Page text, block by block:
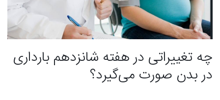
چه تغییراتی در هفته شانزدهم بارداری
در بدن صورت می‌‌­گیرد؟